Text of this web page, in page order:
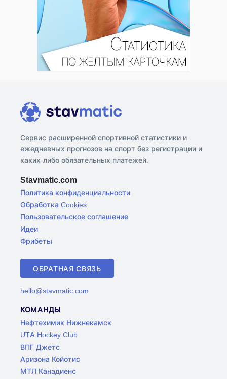
Сервис расширенной спортивной статистики и
ежедневных прогнозов на спорт без регистрации и
каких-либо обязательных платежей.
Stavmatic.com
Политика конфиденциальности
Обработка Cookies
Пользовательское соглашение
Идеи
Фрибеты
ОБРАТНАЯ СВЯЗЬ
hello@stavmatic.com
КОМАНДЫ
Нефтехимик Нижнекамск
UTA Hockey Club
ВПГ Джетс
Аризона Койотис
МТЛ Канадиенс